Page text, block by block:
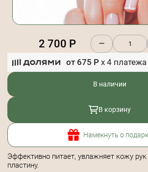
2 700 Р
от 675 Р x 4 платежа
В наличии
В корзину
Намекнуть о
Эффективно питает, увлажняет кожу рук
пластину.